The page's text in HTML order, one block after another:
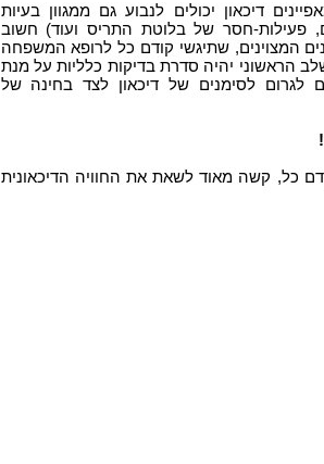
דיכאון יכולים לנבוע גם ממגוון בעיות
פעילות-חסר של בלוטת התריס ועוד) חשוב
המצוינים, שתיגשי קודם כל לרופא המשפחה
הראשוני יהיה סדרת בדיקות כלליות על מנת
לגרום לסימנים של דיכאון לצד בחינה של
כל, קשה מאוד לשאת את החוויה הדיכאונית